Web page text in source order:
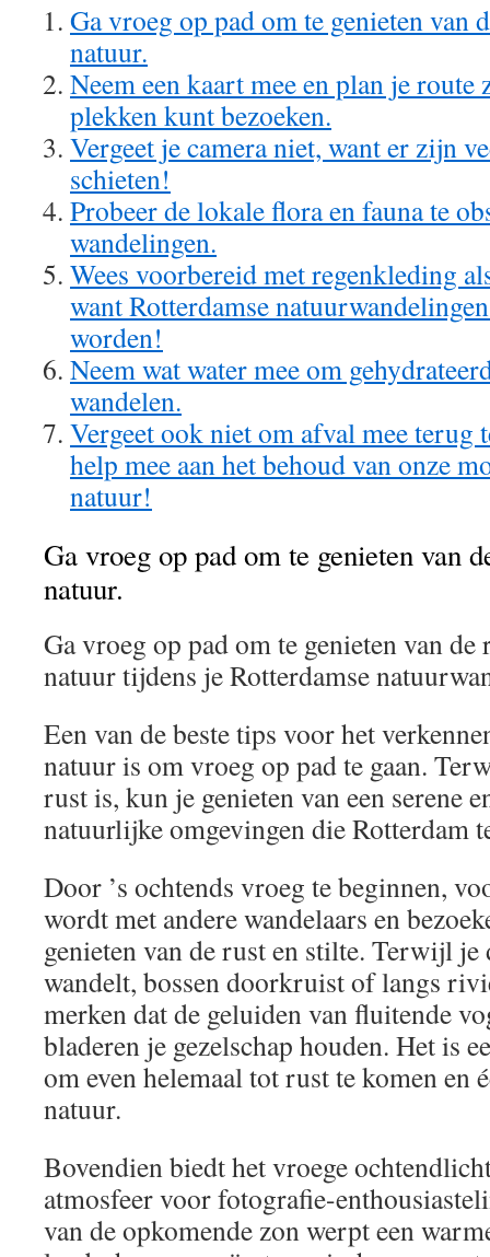
Ga vroeg op pad om te genieten van
natuur.
Neem een kaart mee en plan je route
plekken kunt bezoeken.
Vergeet je camera niet, want er zijn
schieten!
Probeer de lokale flora en fauna te
wandelingen.
Wees voorbereid met regenkleding
want Rotterdamse
worden!
Neem wat water mee om
wandelen.
Vergeet ook niet om afval mee terug
help mee aan het behoud van onze
natuur!
Ga vroeg op pad om te genieten van
natuur.
Ga vroeg op pad om te genieten van de
natuur tijdens je Rotterdamse
Een van de beste tips voor het
natuur is om vroeg op pad te gaan.
rust is, kun je genieten van een serene
natuurlijke omgevingen die Rotterdam
Door ’s ochtends vroeg te beginnen,
wordt met andere wandelaars en
genieten van de rust en stilte. Terwijl je
wandelt, bossen doorkruist of langs
merken dat de geluiden van fluitende
bladeren je gezelschap houden. Het is
om even helemaal tot rust te komen en
natuur.
Bovendien biedt het vroege
atmosfeer voor fotografie-
van de opkomende zon werpt een